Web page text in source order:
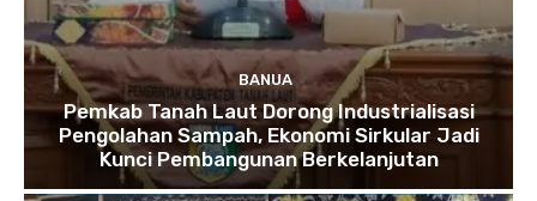
BANUA
Pemkab Tanah Laut Dorong Industrialisasi
Pengolahan Sampah, Ekonomi Sirkular Jadi
Kunci Pembangunan Berkelanjutan